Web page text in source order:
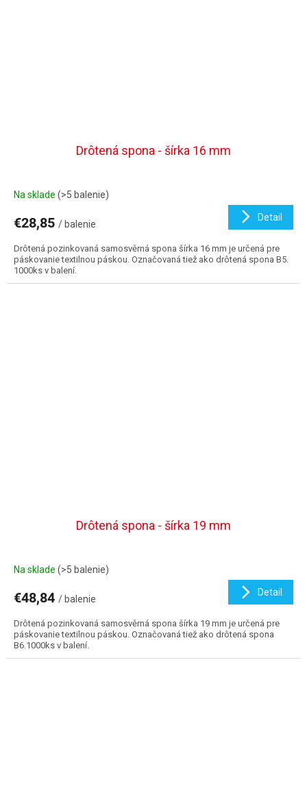
Drôtená spona - šírka 16 mm
Na sklade (>5 balenie)
€28,85 / balenie
Detail
Drôtená pozinkovaná samosvěrná spona šírka 16 mm je určená pre
páskovanie textilnou páskou. Označovaná tiež ako drôtená spona B5.
1000ks v balení.
Drôtená spona - šírka 19 mm
Na sklade (>5 balenie)
€48,84 / balenie
Detail
Drôtená pozinkovaná samosvěrná spona šírka 19 mm je určená pre
páskovanie textilnou páskou. Označovaná tiež ako drôtená spona
B6.1000ks v balení.